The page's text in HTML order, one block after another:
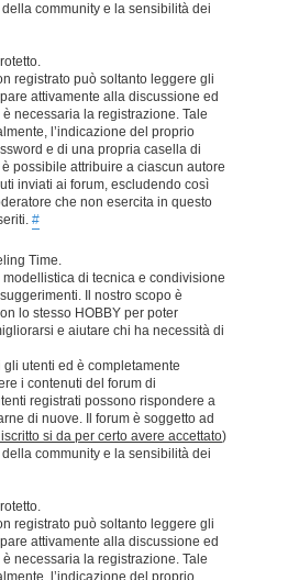
community e la sensibilità dei
registrato può soltanto leggere gli
attivamente alla discussione ed
necessaria la registrazione. Tale
l’indicazione del proprio
e di una propria casella di
possibile attribuire a ciascun autore
inviati ai forum, escludendo così
che non esercita in questo
#
Time.
di tecnica e condivisione
Il nostro scopo è
lo stesso HOBBY per poter
e aiutare chi ha necessità di
utenti ed è completamente
i contenuti del forum di
registrati possono rispondere a
di nuove. Il forum è soggetto ad
si da per certo avere accettato)
community e la sensibilità dei
registrato può soltanto leggere gli
attivamente alla discussione ed
necessaria la registrazione. Tale
l’indicazione del proprio